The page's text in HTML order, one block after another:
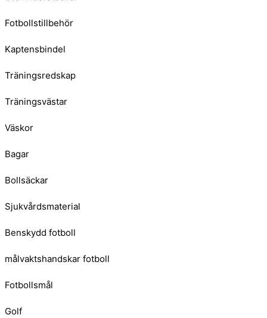
Fotbollstillbehör
Kaptensbindel
Träningsredskap
Träningsvästar
Väskor
Bagar
Bollsäckar
Sjukvårdsmaterial
Benskydd fotboll
målvaktshandskar fotboll
Fotbollsmål
Golf